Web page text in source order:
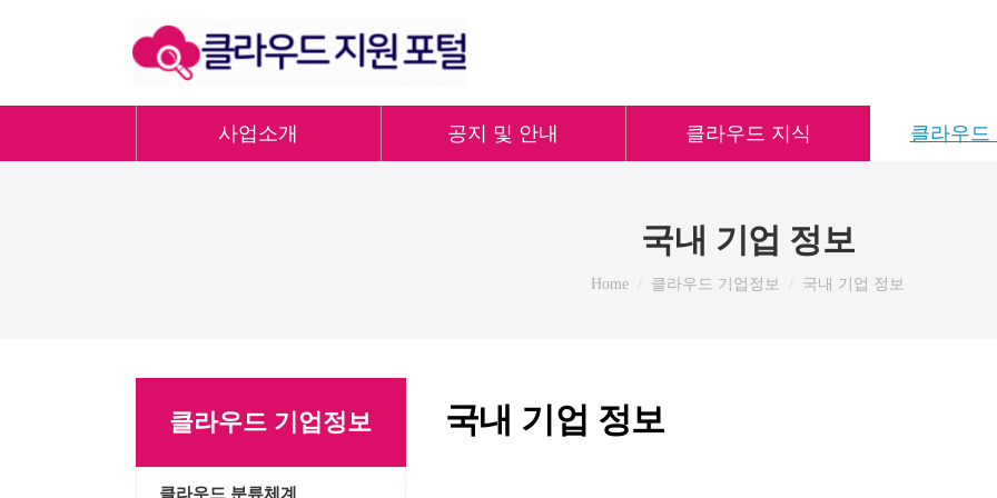
사업소개 공지 및 안내 클라우드 지식 클라우드
국내 기업 정보
You are here:
Home 클라우드 기업정보 국내 기업 정보
국내 기업 정보
클라우드 기업정보
클라우드 분류체계